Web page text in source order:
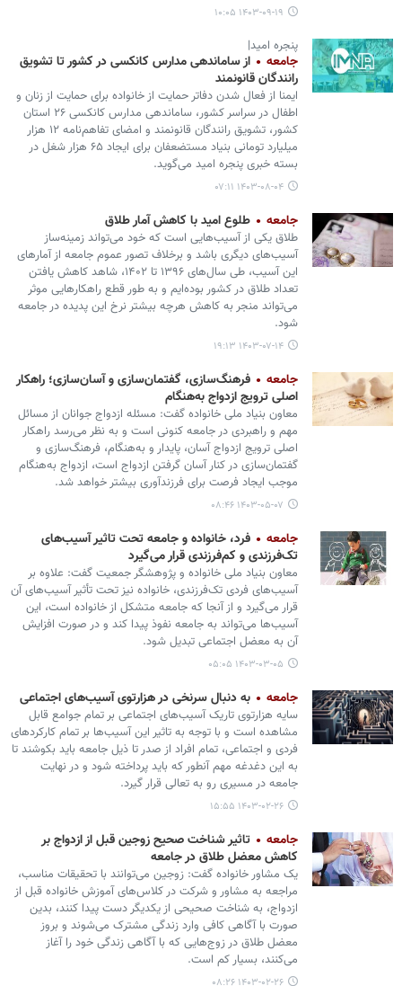
۱۴۰۳-۰۹-۱۹ ۱۰:۰۵
پنجره امید|
جامعه
از ساماندهی مدارس کانکسی در کشور تا تشویق
رانندگان قانونمند
ایمنا از فعال شدن دفاتر حمایت از خانواده برای حمایت از زنان و
اطفال در سراسر کشور، ساماندهی مدارس کانکسی ۲۶ استان
کشور، تشویق رانندگان قانونمند و امضای تفاهم‌نامه ۱۲ هزار
میلیارد تومانی بنیاد مستضعفان برای ایجاد ۶۵ هزار شغل در
بسته خبری پنجره امید می‌گوید.
۱۴۰۳-۰۸-۰۴ ۰۷:۱۱
جامعه طلوع امید با کاهش آمار طلاق
طلاق یکی از آسیب‌هایی است که خود می‌تواند زمینه‌ساز
آسیب‌های دیگری باشد و برخلاف تصور عموم جامعه از آمارهای
این آسیب، طی سال‌های ۱۳۹۶ تا ۱۴۰۲، شاهد کاهش یافتن
تعداد طلاق در کشور بوده‌ایم و به طور قطع راهکارهایی موثر
می‌تواند منجر به کاهش هرچه بیشتر نرخ این پدیده در جامعه
شود.
۱۴۰۳-۰۷-۱۴ ۱۹:۱۳
جامعه
فرهنگ‌سازی، گفتمان‌سازی و آسان‌سازی؛ راهکار
اصلی ترویج ازدواج به‌هنگام
معاون بنیاد ملی خانواده گفت: مسئله ازدواج جوانان از مسائل
مهم و راهبردی در جامعه کنونی است و به نظر می‌رسد راهکار
اصلی ترویج ازدواج آسان، پایدار و به‌هنگام، فرهنگ‌سازی و
گفتمان‌سازی در کنار آسان گرفتن ازدواج است، ازدواج به‌هنگام
موجب ایجاد فرصت برای فرزندآوری بیشتر خواهد شد.
۱۴۰۳-۰۵-۰۷ ۰۸:۴۶
جامعه
فرد، خانواده و جامعه تحت تاثیر آسیب‌های
تک‌فرزندی و کم‌فرزندی قرار می‌گیرد
معاون بنیاد ملی خانواده و پژوهشگر جمعیت گفت: علاوه بر
آسیب‌های فردی تک‌فرزندی، خانواده نیز تحت تأثیر آسیب‌های آن
قرار می‌گیرد و از آنجا که جامعه متشکل از خانواده است، این
آسیب‌ها می‌تواند به جامعه نفوذ پیدا کند و در صورت افزایش
آن به معضل اجتماعی تبدیل شود.
۱۴۰۳-۰۳-۰۵ ۰۵:۰۵
جامعه به دنبال سرنخی در هزارتوی آسیب‌های اجتماعی
سایه هزارتوی تاریک آسیب‌های اجتماعی بر تمام جوامع قابل
مشاهده است و با توجه به تاثیر این آسیب‌ها بر تمام کارکردهای
فردی و اجتماعی، تمام افراد از صدر تا ذیل جامعه باید بکوشند تا
به این دغدغه مهم آنطور که باید پرداخته شود و در نهایت
جامعه در مسیری رو به تعالی قرار گیرد.
۱۴۰۳-۰۲-۲۶ ۱۵:۵۵
جامعه
تاثیر شناخت صحیح زوجین قبل از ازدواج بر
کاهش معضل طلاق در جامعه
یک مشاور خانواده گفت: زوجین می‌توانند با تحقیقات مناسب،
مراجعه به مشاور و شرکت در کلاس‌های آموزش خانواده قبل از
ازدواج، به شناخت صحیحی از یکدیگر دست پیدا کنند، بدین
صورت با آگاهی کافی وارد زندگی مشترک می‌شوند و بروز
معضل طلاق در زوج‌هایی که با آگاهی زندگی خود را آغاز
می‌کنند، بسیار کم است.
۱۴۰۳-۰۲-۲۶ ۰۸:۲۶